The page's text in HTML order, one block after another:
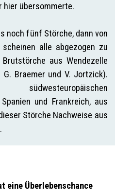
hier übersommerte.
noch fünf Störche, dann von
alle abgezogen zu
aus Wendezelle
Braemer und V. Jortzick).
und Frankreich, aus
Störche Nachweise aus
eine Überlebenschance